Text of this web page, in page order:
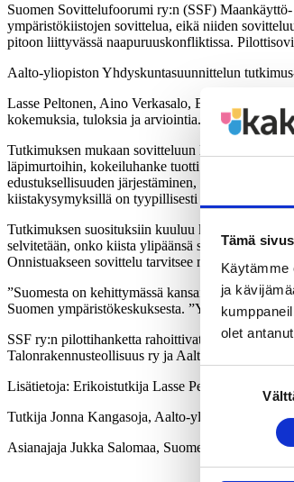
Tämä
Käytämme
ja
olet
Suomen Sovittelufoorumi ry:n (SSF)
ympäristökiistojen sovittelua, eikä niiden
pitoon liittyvässä naapuruuskonfliktissa.
Aalto-yliopiston Yhdyskuntasuunnittelun
Lasse Peltonen, Aino Verkasalo, Eeva
kokemuksia, tuloksia ja arviointia. Aalto-
Tutkimuksen mukaan sovitteluun liittyy lupaus
läpimurtoihin, kokeiluhanke tuotti tärkeitä
edustuksellisuuden järjestäminen, kysymys
kiistakysymyksillä on tyypillisesti laajoja usein
Tutkimuksen suosituksiin kuuluu konfliktien
selvitetään, onko kiista ylipäänsä soviteltavissa.
Onnistuakseen sovittelu tarvitsee myös riittävät
”Suomesta on kehittymässä kansainvälisen
Suomen ympäristökeskuksesta.
SSF ry:n pilottihanketta rahoittivat Kuntaliitto,
Talonrakennusteollisuus ry ja Aalto-yliopisto.
Lisätietoja: Erikoistutkija Lasse Peltonen,
Tutkija Jonna Kangasoja, Aalto-yliopisto / YTK,
Asianajaja Jukka Salomaa, Suomen